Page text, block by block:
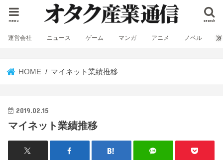
search
menu
運営会社 ニュース ゲーム マンガ アニメ ノベル
HOME マイネット業績推移
2019.02.15
マイネット業績推移